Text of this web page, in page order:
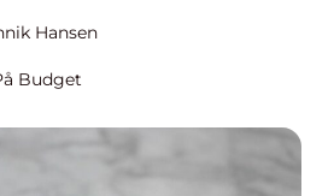
Hansen
Budget